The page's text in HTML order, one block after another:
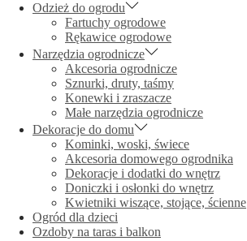
Odzież do ogrodu
Fartuchy ogrodowe
Rękawice ogrodowe
Narzędzia ogrodnicze
Akcesoria ogrodnicze
Sznurki, druty, taśmy
Konewki i zraszacze
Małe narzędzia ogrodnicze
Dekoracje do domu
Kominki, woski, świece
Akcesoria domowego ogrodnika
Dekoracje i dodatki do wnętrz
Doniczki i osłonki do wnętrz
Kwietniki wiszące, stojące, ścienne
Ogród dla dzieci
Ozdoby na taras i balkon